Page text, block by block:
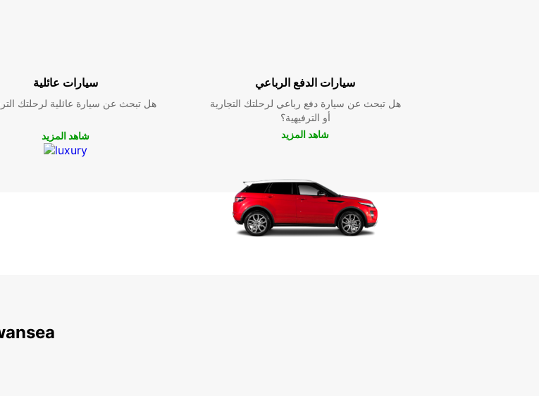
سيارات عائلية
هل تبحث عن سيارة عائلية لرحلتك
شاهد المزيد
سيارات الدفع الرباعي
هل تبحث عن سيارة دفع رباعي لرحلتك التجارية
أو الترفيهية؟
شاهد المزيد